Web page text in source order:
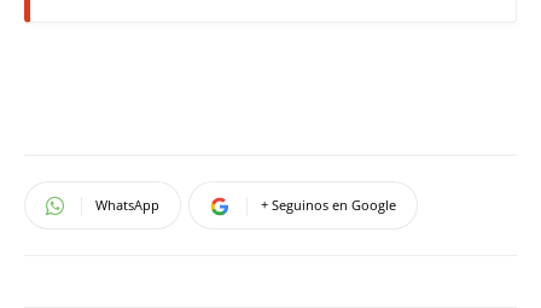
WhatsApp + Seguinos en Google